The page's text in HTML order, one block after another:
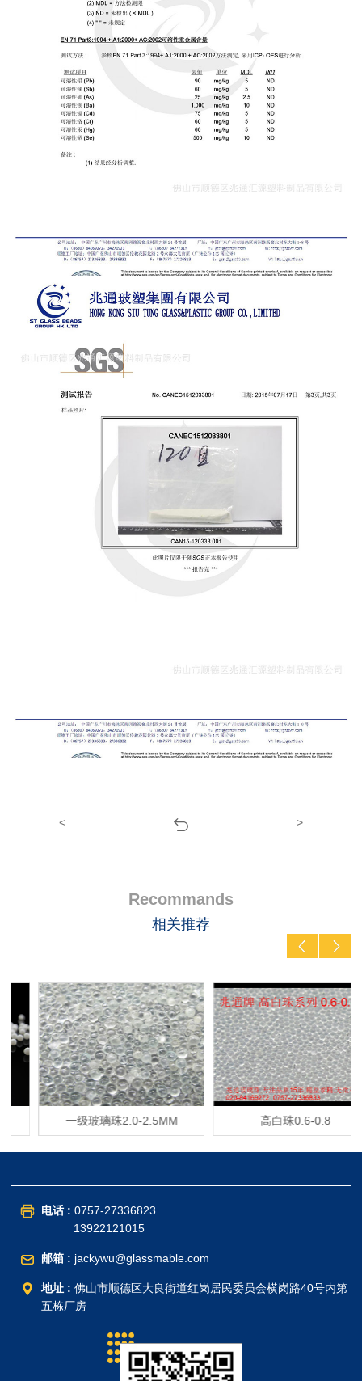
< >
Recommands
相关推荐
一级玻璃珠2.0-2.5MM 高白珠0.6-0.8
电话 : 0757-27336823
13922121015
邮箱 : jackywu@glassmable.com
地址 : 佛山市顺德区大良街道红岗居民委员会横岗路40号内第
五栋厂房